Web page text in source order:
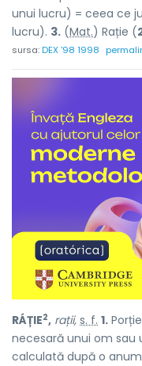
unui lucru) = ceea ce
lucru). 3. (Mat.) Rație (
sursa:DEX '98 1998
RÁȚIE2, rații, s. f. 1.
necesară unui om
calculată după o